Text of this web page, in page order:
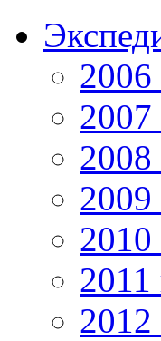
2006
2007
2008
2009
2010
2011
2012